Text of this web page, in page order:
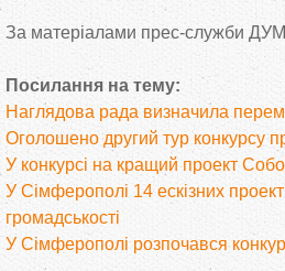
За матеріалами прес-служби
Посилання на тему:
Наглядова рада визначила
Оголошено другий тур конкурсу
У конкурсі на кращий проект
У Сімферополі 14 ескізних
громадськості
У Сімферополі розпочався